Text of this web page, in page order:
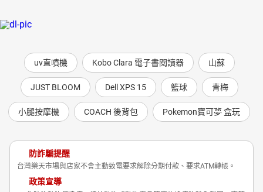
uv直噴機 Kobo Clara 電子書閱讀器 山蘇
JUST BLOOM Dell XPS 15 籃球 青梅
小腿按摩機 COACH 後背包 Pokemon寶可夢 盒玩
防詐騙提醒
台灣樂天市場與店家不會主動致電要求解除分期付款、要求ATM轉帳。
政策宣導